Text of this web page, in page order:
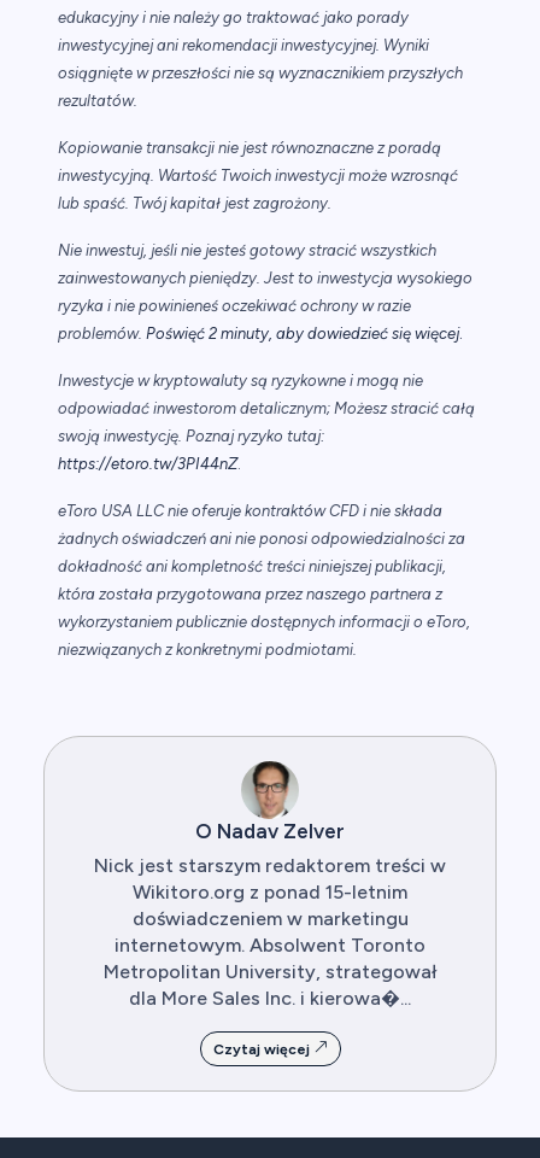
edukacyjny i nie należy go traktować jako porady
inwestycyjnej ani rekomendacji inwestycyjnej. Wyniki
osiągnięte w przeszłości nie są wyznacznikiem przyszłych
rezultatów.
Kopiowanie transakcji nie jest równoznaczne z poradą
inwestycyjną. Wartość Twoich inwestycji może wzrosnąć
lub spaść. Twój kapitał jest zagrożony.
Nie inwestuj, jeśli nie jesteś gotowy stracić wszystkich
zainwestowanych pieniędzy. Jest to inwestycja wysokiego
ryzyka i nie powinieneś oczekiwać ochrony w razie
problemów. Poświęć 2 minuty, aby dowiedzieć się więcej.
Inwestycje w kryptowaluty są ryzykowne i mogą nie
odpowiadać inwestorom detalicznym; Możesz stracić całą
swoją inwestycję. Poznaj ryzyko tutaj:
https://etoro.tw/3PI44nZ.
eToro USA LLC nie oferuje kontraktów CFD i nie składa
żadnych oświadczeń ani nie ponosi odpowiedzialności za
dokładność ani kompletność treści niniejszej publikacji,
która została przygotowana przez naszego partnera z
wykorzystaniem publicznie dostępnych informacji o eToro,
niezwiązanych z konkretnymi podmiotami.
O Nadav Zelver
Nick jest starszym redaktorem treści w
Wikitoro.org z ponad 15-letnim
doświadczeniem w marketingu
internetowym. Absolwent Toronto
Metropolitan University, strategował
dla More Sales Inc. i kierowa�...
Czytaj więcej